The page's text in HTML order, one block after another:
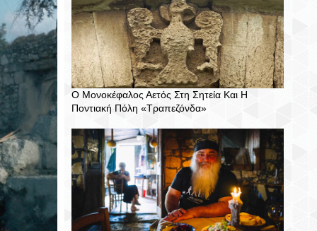
Ο Μονοκέφαλος Αετός Στη Σητεία Και Η
Ποντιακή Πόλη «Τραπεζόνδα»